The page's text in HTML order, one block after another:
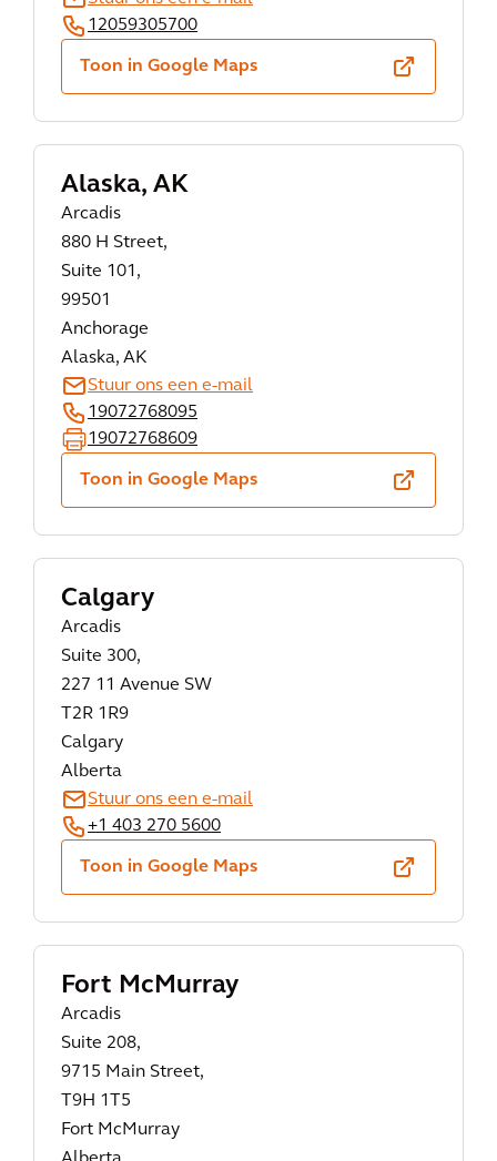
12059305700
Toon in Google Maps
Alaska, AK
Arcadis
880 H Street,
Suite 101,
99501
Anchorage
Alaska, AK
Stuur ons een e-mail
19072768095
19072768609
Toon in Google Maps
Calgary
Arcadis
Suite 300,
227 11 Avenue SW
T2R 1R9
Calgary
Alberta
Stuur ons een e-mail
+1 403 270 5600
Toon in Google Maps
Fort McMurray
Arcadis
Suite 208,
9715 Main Street,
T9H 1T5
Fort McMurray